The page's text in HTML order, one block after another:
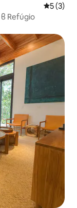
Средна
5 (3)
Refúgio